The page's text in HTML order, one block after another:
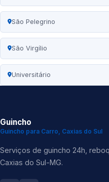
São Pelegrino
São Virgílio
Universitário
Guincho
Guincho para Carro, Caxias do Sul
Serviços de guincho 24h,
Caxias do Sul-MG.